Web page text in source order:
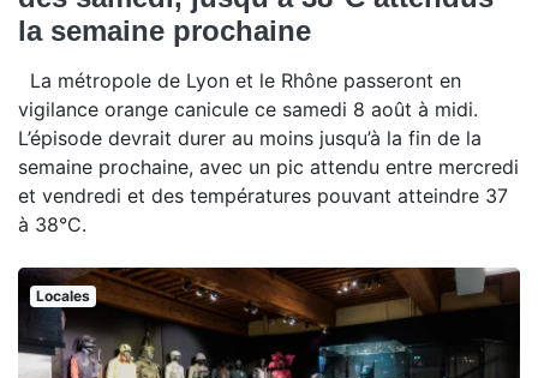
la semaine prochaine
La métropole de Lyon et le Rhône passeront en
vigilance orange canicule ce samedi 8 août à midi.
L’épisode devrait durer au moins jusqu’à la fin de la
semaine prochaine, avec un pic attendu entre mercredi
et vendredi et des températures pouvant atteindre 37
à 38°C.
Locales